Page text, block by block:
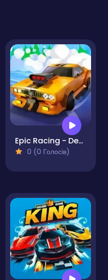
Epic Racing - Descent on Cars
0 (0 Голосів)